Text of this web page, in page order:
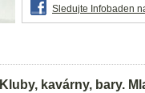
Sledujte Infobaden
Kluby, kavárny, bary.